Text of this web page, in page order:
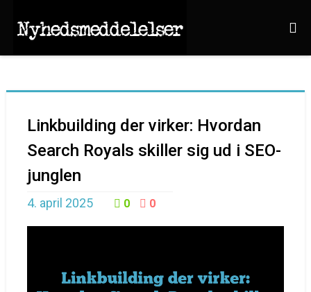
Linkbuilding der virker: Hvordan
Search Royals skiller sig ud i SEO-
junglen
4. april 2025 0 0